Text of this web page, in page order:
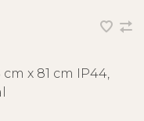
x 81 cm IP44,